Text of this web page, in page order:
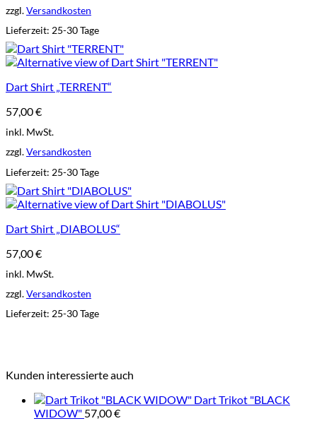
zzgl.Versandkosten
Lieferzeit: 25-30 Tage
Dart Shirt „TERRENT“
57,00€
inkl. MwSt.
zzgl.Versandkosten
Lieferzeit: 25-30 Tage
Dart Shirt „DIABOLUS“
57,00€
inkl. MwSt.
zzgl.Versandkosten
Lieferzeit: 25-30 Tage
Kunden interessierte auch
Dart Trikot "BLACK
WIDOW" 57,00€